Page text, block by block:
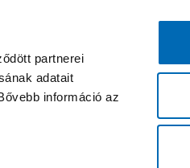
partnerei
adatait
információ az